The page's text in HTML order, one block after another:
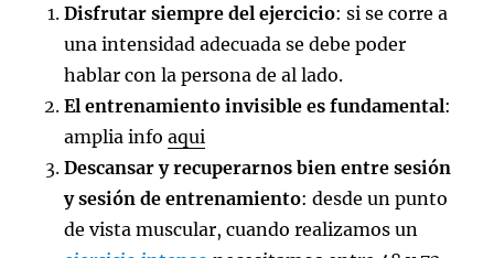
Disfrutar siempre del ejercicio: si se corre a
una intensidad adecuada se debe poder
hablar con la persona de al lado.
El entrenamiento invisible es fundamental:
amplia infoaqui
Descansar y recuperarnos bien entre sesión
y sesión de entrenamiento: desde un punto
de vista muscular, cuando realizamos un